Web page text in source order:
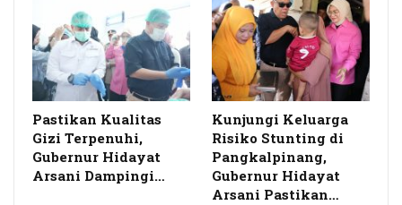
Pastikan Kualitas
Gizi Terpenuhi,
Gubernur Hidayat
Arsani Dampingi…
Kunjungi Keluarga
Risiko Stunting di
Pangkalpinang,
Gubernur Hidayat
Arsani Pastikan…